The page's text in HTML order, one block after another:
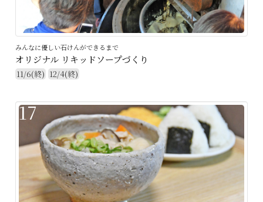
みんなに優しい石けんができるまで
オリジナル リキッドソープづくり
11/6(終) 12/4(終)
17